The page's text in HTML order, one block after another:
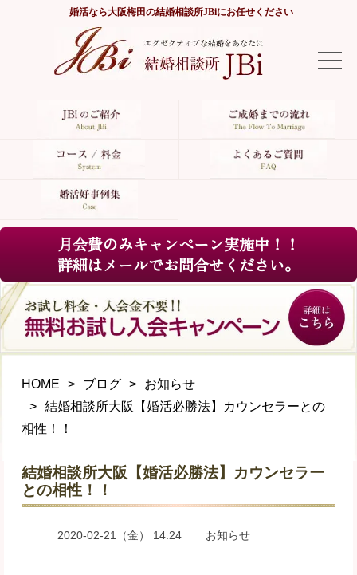
婚活なら大阪梅田の結婚相談所JBiにお任せください
TOP
よくあるご質問
婚活好事例集
月会費のみキャンペーン実施中！！
詳細はメールでお問合せください。
HOME ブログ
お知らせ
結婚相談所大阪【婚活必勝法】カウンセラーとの
相性！！
結婚相談所大阪【婚活必勝法】カウンセラー
との相性！！
2020-02-21（金） 14:24 お知らせ